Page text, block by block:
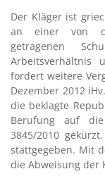
Der Kläger ist
an einer von
getragenen
Arbeitsverhältnis
fordert weitere
Dezember 2012
die beklagte
Berufung auf die
3845/2010
stattgegeben. Mit
die Abweisung der